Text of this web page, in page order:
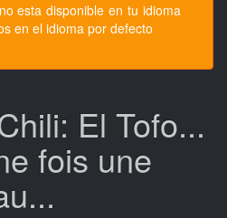
esta disponible en tu idioma
en el idioma por defecto
El Tofo...
fois une